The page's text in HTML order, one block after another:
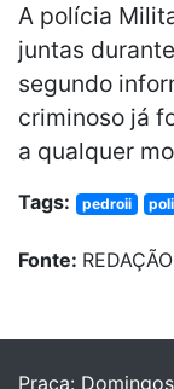
A polícia
juntas
segundo
criminoso já
a qualquer
Tags: pedroii
Fonte: REDAÇÃO
Praça: